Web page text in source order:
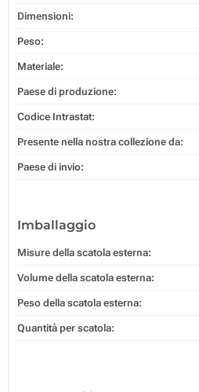
Dimensioni:
Peso:
Materiale:
Paese di produzione:
Codice Intrastat:
Presente nella nostra collezione da:
Paese di invio:
Imballaggio
Misure della scatola esterna:
Volume della scatola esterna:
Peso della scatola esterna:
Quantità per scatola: